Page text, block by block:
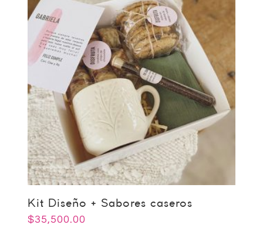
Kit Diseño + Sabores caseros
$35,500.00